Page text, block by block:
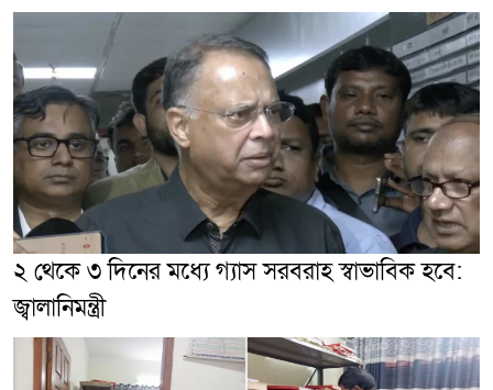
২ থেকে ৩ দিনের মধ্যে গ্যাস সরবরাহ স্বাভাবিক হবে:
জ্বালানিমন্ত্রী